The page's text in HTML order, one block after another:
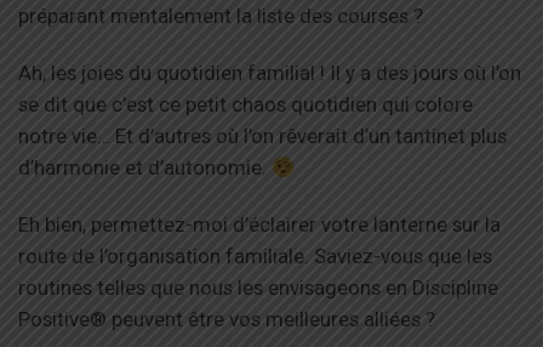
préparant mentalement la liste des courses ?
Ah, les joies du quotidien familial ! Il y a des jours où l’on
se dit que c’est ce petit chaos quotidien qui colore
notre vie… Et d’autres où l’on rêverait d’un tantinet plus
d’harmonie et d’autonomie.
Eh bien, permettez-moi d’éclairer votre lanterne sur la
route de l’organisation familiale. Saviez-vous que les
routines telles que nous les envisageons en Discipline
Positive® peuvent être vos meilleures alliées ?